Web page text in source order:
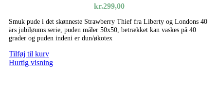
kr.299,00
Smuk pude i det skønneste Strawberry Thief fra Liberty og Londons 40
års jubiløums serie, puden måler 50x50, betrækket kan vaskes på 40
grader og puden indeni er dun/økotex
Tilføj til kurv
Hurtig visning